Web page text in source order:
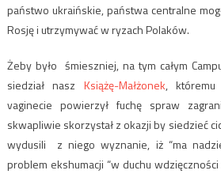
państwo ukraińskie, państwa centralne
Rosję i utrzymywać w ryzach Polaków.
Żeby było śmieszniej, na tym całym
siedział nasz Książę-Małżonek,
vaginecie powierzył fuchę spraw
skwapliwie skorzystał z okazji by siedzieć
wydusili z niego wyznanie, iż “ma
problem ekshumacji “w duchu